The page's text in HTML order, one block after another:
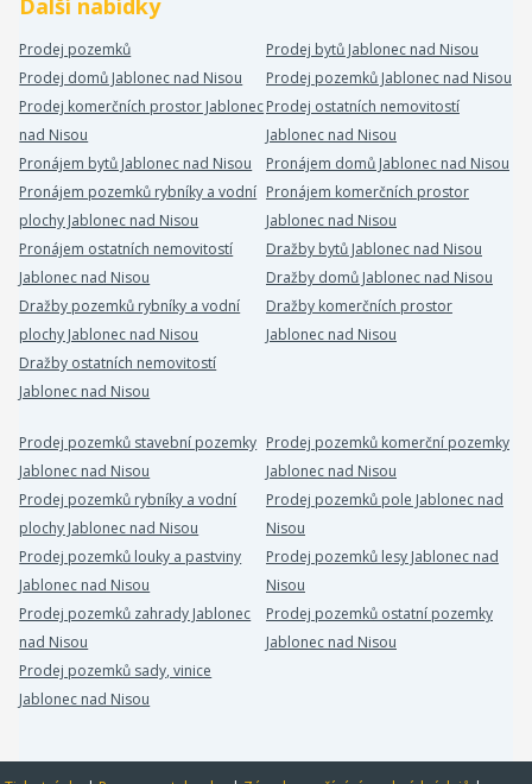
Další nabídky
Prodej pozemků
Prodej bytů Jablonec nad Nisou
Prodej domů Jablonec nad Nisou
Prodej pozemků Jablonec nad Nisou
Prodej komerčních prostor Jablonec
nad Nisou
Prodej ostatních nemovitostí
Jablonec nad Nisou
Pronájem bytů Jablonec nad Nisou
Pronájem domů Jablonec nad Nisou
Pronájem pozemků rybníky a vodní
plochy Jablonec nad Nisou
Pronájem komerčních prostor
Jablonec nad Nisou
Pronájem ostatních nemovitostí
Jablonec nad Nisou
Dražby bytů Jablonec nad Nisou
Dražby domů Jablonec nad Nisou
Dražby pozemků rybníky a vodní
plochy Jablonec nad Nisou
Dražby komerčních prostor
Jablonec nad Nisou
Dražby ostatních nemovitostí
Jablonec nad Nisou
Prodej pozemků stavební pozemky
Jablonec nad Nisou
Prodej pozemků komerční pozemky
Jablonec nad Nisou
Prodej pozemků rybníky a vodní
plochy Jablonec nad Nisou
Prodej pozemků pole Jablonec nad
Nisou
Prodej pozemků louky a pastviny
Jablonec nad Nisou
Prodej pozemků lesy Jablonec nad
Nisou
Prodej pozemků zahrady Jablonec
nad Nisou
Prodej pozemků ostatní pozemky
Jablonec nad Nisou
Prodej pozemků sady, vinice
Jablonec nad Nisou